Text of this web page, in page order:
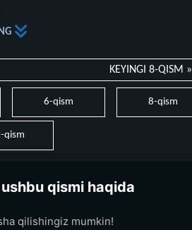
KEYINGI 8-QISM »
6-qism 8-qism
qism
qismi haqida
qilishingiz mumkin!